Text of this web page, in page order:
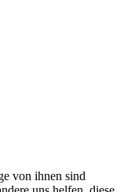
von ihnen sind